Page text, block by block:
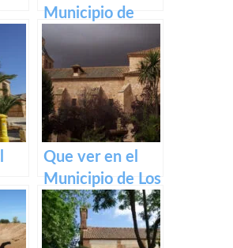
Municipio de
Corral de
Calatrava en
Castilla La
Mancha
Que ver en el
Municipio de Los
Pozuelos de
Calatrava en